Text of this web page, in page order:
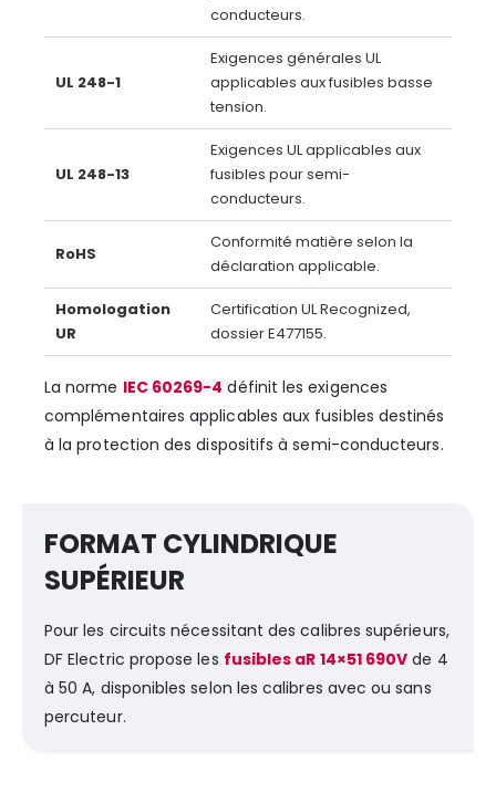
conducteurs.
UL 248-1
Exigences générales UL
applicables aux fusibles basse
tension.
UL 248-13
Exigences UL applicables aux
fusibles pour semi-
conducteurs.
RoHS
Conformité matière selon la
déclaration applicable.
Homologation
UR
Certification UL Recognized,
dossier E477155.
La norme IEC 60269-4 définit les exigences
complémentaires applicables aux fusibles destinés
à la protection des dispositifs à semi-conducteurs.
FORMAT CYLINDRIQUE
SUPÉRIEUR
Pour les circuits nécessitant des calibres supérieurs,
DF Electric propose les fusibles aR 14×51 690V de 4
à 50 A, disponibles selon les calibres avec ou sans
percuteur.